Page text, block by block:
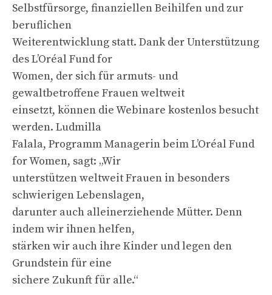
Selbstfürsorge, finanziellen Beihilfen und zur
beruflichen
Weiterentwicklung statt. Dank der Unterstützung
des L’Oréal Fund for
Women, der sich für armuts- und
gewaltbetroffene Frauen weltweit
einsetzt, können die Webinare kostenlos besucht
werden. Ludmilla
Falala, Programm Managerin beim L’Oréal Fund
for Women, sagt: „Wir
unterstützen weltweit Frauen in besonders
schwierigen Lebenslagen,
darunter auch alleinerziehende Mütter. Denn
indem wir ihnen helfen,
stärken wir auch ihre Kinder und legen den
Grundstein für eine
sichere Zukunft für alle.“